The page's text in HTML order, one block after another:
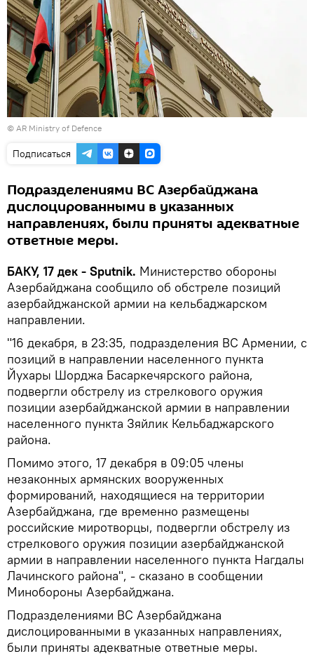
© AR Ministry of Defence
Подписаться
Подразделениями ВС Азербайджана
дислоцированными в указанных
направлениях, были приняты адекватные
ответные меры.
БАКУ, 17 дек - Sputnik. Министерство обороны
Азербайджана сообщило об обстреле позиций
азербайджанской армии на кельбаджарском
направлении.
"16 декабря, в 23:35, подразделения ВС Армении, с
позиций в направлении населенного пункта
Йухары Шорджа Басаркечярского района,
подвергли обстрелу из стрелкового оружия
позиции азербайджанской армии в направлении
населенного пункта Зяйлик Кельбаджарского
района.
Помимо этого, 17 декабря в 09:05 члены
незаконных армянских вооруженных
формирований, находящиеся на территории
Азербайджана, где временно размещены
российские миротворцы, подвергли обстрелу из
стрелкового оружия позиции азербайджанской
армии в направлении населенного пункта Нагдалы
Лачинского района", - сказано в сообщении
Минобороны Азербайджана.
Подразделениями ВС Азербайджана
дислоцированными в указанных направлениях,
были приняты адекватные ответные меры.